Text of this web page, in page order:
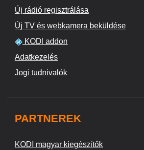
Új rádió regisztrálása
Új TV és webkamera beküldése
KODI addon
Adatkezelés
Jogi tudnivalók
PARTNEREK
KODI magyar kiegészítők